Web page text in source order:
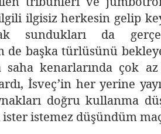
ilgisiz herkesin gelip
sundukları da
de başka türlüsünü
saha kenarlarında çok
İsveç’in her yerine
doğru kullanma
ister istemez düşündüm